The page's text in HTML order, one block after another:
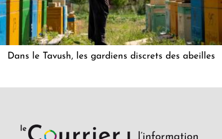
Dans le Tavush, les gardiens discrets des abeilles